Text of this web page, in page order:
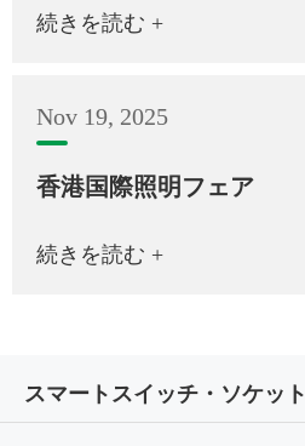
続きを読む +
Nov 19, 2025
香港国際照明フェア
続きを読む +
スマートスイッチ・ソケット